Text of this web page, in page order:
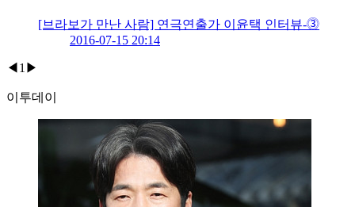
[브라보가 만난 사람] 연극연출가 이윤택 인터뷰-⓷
2016-07-15 20:14
◀ 1 ▶
이투데이